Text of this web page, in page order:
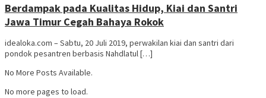
Berdampak pada Kualitas Hidup, Kiai dan Santri
Jawa Timur Cegah Bahaya Rokok
idealoka.com – Sabtu, 20 Juli 2019, perwakilan kiai dan santri dari
pondok pesantren berbasis Nahdlatul […]
No More Posts Available.
No more pages to load.